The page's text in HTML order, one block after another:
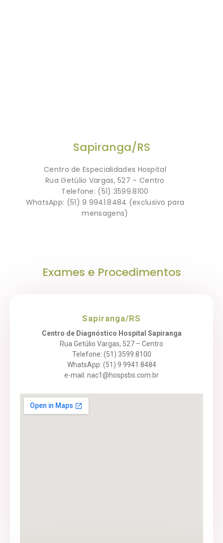
Sapiranga/RS
Centro de Especialidades Hospital
Rua Getúlio Vargas, 527 – Centro
Telefone: (51) 3599.8100
WhatsApp: (51) 9 9941.8484 (exclusivo para
mensagens)
Exames e Procedimentos
Sapiranga/RS
Centro de Diagnóstico Hospital Sapiranga
Rua Getúlio Vargas, 527 – Centro
Telefone: (51) 3599.8100
WhatsApp: (51) 9 9941.8484
e-mail: nac1@hospsbs.com.br